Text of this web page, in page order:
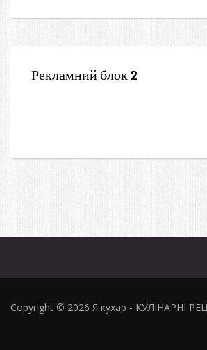
Рекламний блок 2
Copyright © 2026 Я кухар - КУЛІНАРНІ